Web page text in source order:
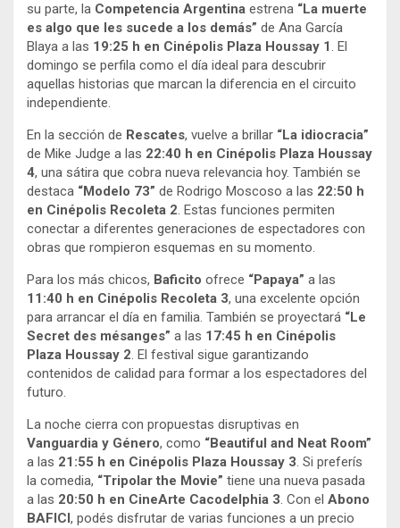
su parte, la Competencia Argentina estrena “La muerte
es algo que les sucede a los demás” de Ana García
Blaya a las 19:25 h en Cinépolis Plaza Houssay 1. El
domingo se perfila como el día ideal para descubrir
aquellas historias que marcan la diferencia en el circuito
independiente.
En la sección de Rescates, vuelve a brillar “La idiocracia”
de Mike Judge a las 22:40 h en Cinépolis Plaza Houssay
4, una sátira que cobra nueva relevancia hoy. También se
destaca “Modelo 73” de Rodrigo Moscoso a las 22:50 h
en Cinépolis Recoleta 2. Estas funciones permiten
conectar a diferentes generaciones de espectadores con
obras que rompieron esquemas en su momento.
Para los más chicos, Baficito ofrece “Papaya” a las
11:40 h en Cinépolis Recoleta 3, una excelente opción
para arrancar el día en familia. También se proyectará “Le
Secret des mésanges” a las 17:45 h en Cinépolis
Plaza Houssay 2. El festival sigue garantizando
contenidos de calidad para formar a los espectadores del
futuro.
La noche cierra con propuestas disruptivas en
Vanguardia y Género, como “Beautiful and Neat Room”
a las 21:55 h en Cinépolis Plaza Houssay 3. Si preferís
la comedia, “Tripolar the Movie” tiene una nueva pasada
a las 20:50 h en CineArte Cacodelphia 3. Con el Abono
BAFICI , podés disfrutar de varias funciones a un precio